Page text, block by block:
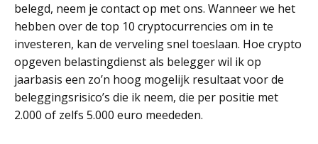
belegd, neem je contact op met ons. Wanneer we het
hebben over de top 10 cryptocurrencies om in te
investeren, kan de verveling snel toeslaan. Hoe crypto
opgeven belastingdienst als belegger wil ik op
jaarbasis een zo’n hoog mogelijk resultaat voor de
beleggingsrisico’s die ik neem, die per positie met
2.000 of zelfs 5.000 euro meededen.